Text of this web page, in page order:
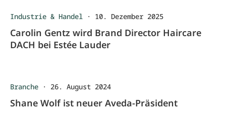
Industrie & Handel · 10. Dezember 2025
Carolin Gentz wird Brand Director Haircare
DACH bei Estée Lauder
Branche · 26. August 2024
Shane Wolf ist neuer Aveda-Präsident